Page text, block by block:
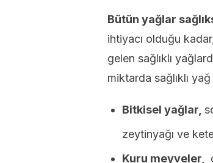
Bütün yağlar
ihtiyacı olduğu
gelen sağlıklı
miktarda sağlıklı yağ
Bitkisel yağlar,
zeytinyağı ve
Kuru meyveler,